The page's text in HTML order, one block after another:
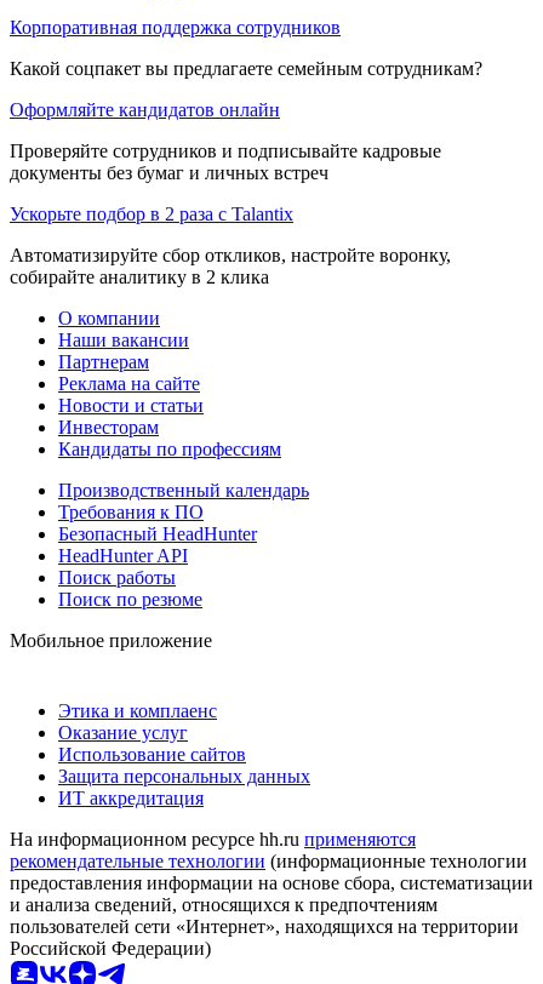
Корпоративная поддержка сотрудников
Какой соцпакет вы предлагаете семейным сотрудникам?
Оформляйте кандидатов онлайн
Проверяйте сотрудников и подписывайте кадровые
документы без бумаг и личных встреч
Ускорьте подбор в 2 раза с Talantix
Автоматизируйте сбор откликов, настройте воронку,
собирайте аналитику в 2 клика
О компании
Наши вакансии
Партнерам
Реклама на сайте
Новости и статьи
Инвесторам
Кандидаты по профессиям
Производственный календарь
Требования к ПО
Безопасный HeadHunter
HeadHunter API
Поиск работы
Поиск по резюме
Мобильное приложение
Этика и комплаенс
Оказание услуг
Использование сайтов
Защита персональных данных
ИТ аккредитация
На информационном ресурсе hh.ru применяются
рекомендательные технологии (информационные технологии
предоставления информации на основе сбора, систематизации
и анализа сведений, относящихся к предпочтениям
пользователей сети «Интернет», находящихся на территории
Российской Федерации)